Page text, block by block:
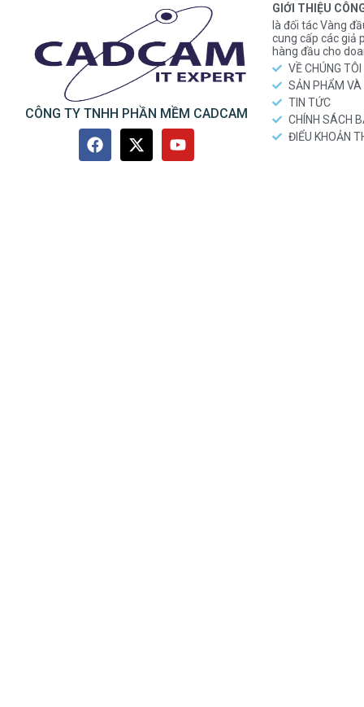
CÔNG TY TNHH PHẦN MỀM CADCAM
GIỚI THIỆU
là đối tác Vàng
cung cấp các giả
hàng đầu cho
VỀ CHÚNG TÔI
SẢN PHẨM VÀ
TIN TỨC
CHÍNH SÁCH
ĐIỂU KHOẢN